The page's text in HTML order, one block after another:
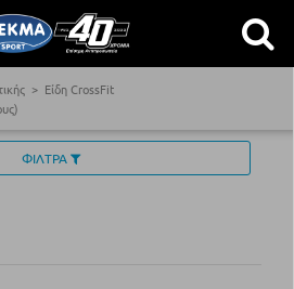
Είδη CrossFit
ΦΙΛΤΡΑ